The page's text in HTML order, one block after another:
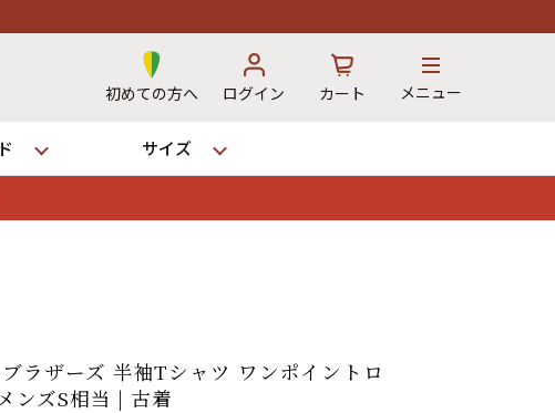
初めての方へ ログイン カート メニュー
サイズ
※対応不可：日祝、長期休暇、セール
ラザーズ 半袖Tシャツ ワンポイントロ
ンズS相当 | 古着